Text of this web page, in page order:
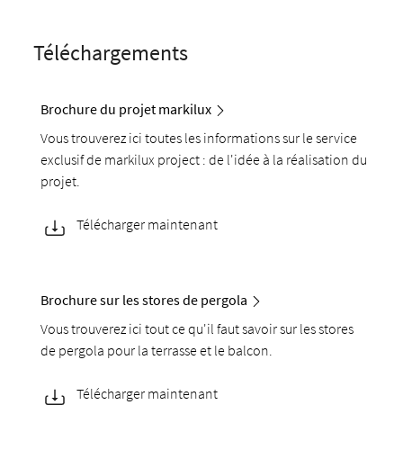
Téléchargements
Brochure du projet markilux
Vous trouverez ici toutes les informations sur le service
exclusif de markilux project : de l'idée à la réalisation du
projet.
Télécharger maintenant
Brochure sur les stores de pergola
Vous trouverez ici tout ce qu'il faut savoir sur les stores
de pergola pour la terrasse et le balcon.
Télécharger maintenant